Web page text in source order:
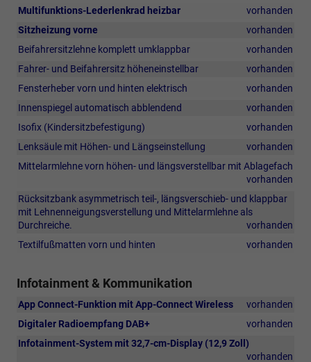
Parkassistenten
verstellbare,
beheizbare
Außenspiegel
Memory-
Funktion
Abblendfunktion
auf
Fahrerseite,
Gepäckraum
für
sensorgesteuerte
und
elektrische
Kombifilter
und
3-
Temperaturregelung)
Multifunktions-Lederlenkrad heizbar
vorhanden
Sitzheizung vorne
vorhanden
Beifahrersitzlehne komplett umklappbar
vorhanden
Fahrer- und Beifahrersitz höheneinstellbar
vorhanden
Fensterheber vorn und hinten elektrisch
vorhanden
Innenspiegel automatisch abblendend
vorhanden
Isofix (Kindersitzbefestigung)
vorhanden
Lenksäule mit Höhen- und Längseinstellung
vorhanden
Mittelarmlehne vorn höhen- und längsverstellbar mit Ablagefach
vorhanden
Rücksitzbank asymmetrisch teil-, längsverschieb- und klappbar
mit Lehnenneigungsverstellung und Mittelarmlehne als
Durchreiche.
vorhanden
Textilfußmatten vorn und hinten
vorhanden
Infotainment & Kommunikation
App Connect-Funktion mit App-Connect Wireless
vorhanden
Digitaler Radioempfang DAB+
vorhanden
Infotainment-System mit 32,7-cm-Display (12,9 Zoll)
vorhanden